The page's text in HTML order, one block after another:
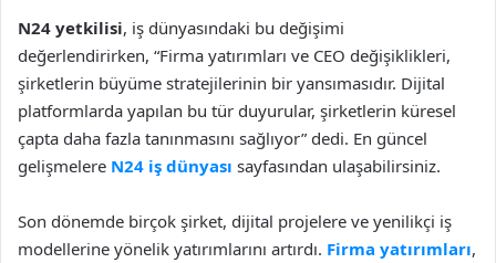
N24 yetkilisi, iş dünyasındaki bu değişimi
değerlendirirken, “Firma yatırımları ve CEO değişiklikleri,
şirketlerin büyüme stratejilerinin bir yansımasıdır. Dijital
platformlarda yapılan bu tür duyurular, şirketlerin küresel
çapta daha fazla tanınmasını sağlıyor” dedi. En güncel
gelişmelere N24 iş dünyası sayfasından ulaşabilirsiniz.
Son dönemde birçok şirket, dijital projelere ve yenilikçi iş
modellerine yönelik yatırımlarını artırdı. Firma yatırımları,